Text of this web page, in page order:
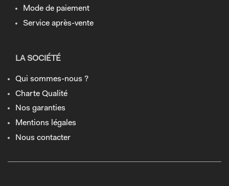
Mode de paiement
Service après-vente
LA SOCIÉTÉ
Qui sommes-nous ?
Charte Qualité
Nos garanties
Mentions légales
Nous contacter